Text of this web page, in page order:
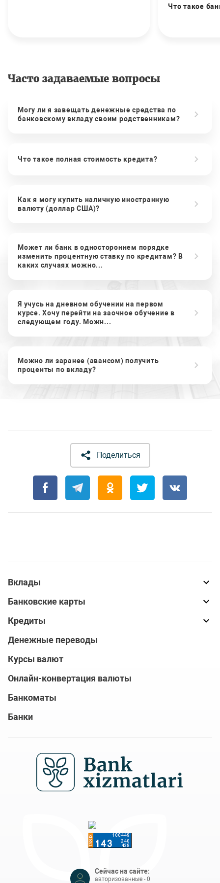
Что такое
Часто задаваемые вопросы
Могу ли я завещать денежные средства по
банковскому вкладу своим родственникам?
Что такое полная стоимость кредита?
Как я могу купить наличную иностранную
валюту (доллар США)?
Может ли банк в одностороннем порядке
изменить процентную ставку по кредитам? В
каких случаях можно...
Я учусь на дневном обучении на первом
курсе. Хочу перейти на заочное обучение в
следующем году. Можн...
Можно ли заранее (авансом) получить
проценты по вкладу?
Поделиться
Вклады
Банковские карты
Кредиты
Денежные переводы
Курсы валют
Онлайн-конвертация валюты
Банкоматы
Банки
Сейчас на сайте:
авторизованные - 0